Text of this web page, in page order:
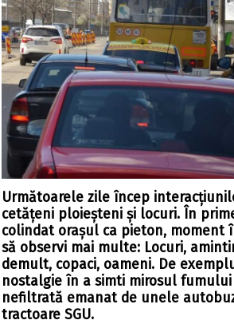
Următoarele zile încep
cetățeni ploieșteni și locuri. În
colindat orașul ca pieton, moment
să observi mai multe: Locuri,
demult, copaci, oameni. De
nostalgie în a simti mirosul
nefiltrată emanat de unele
tractoare SGU.